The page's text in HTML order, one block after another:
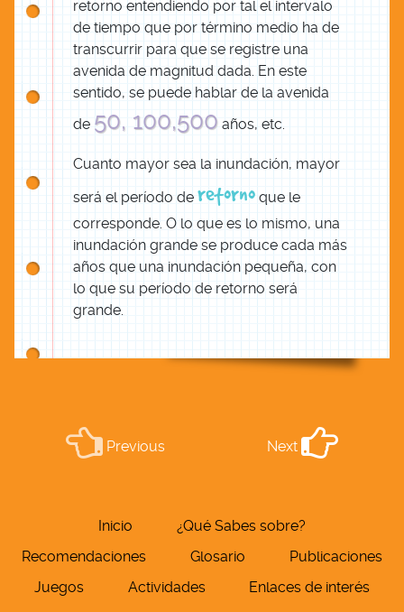
retorno entendiendo por tal el intervalo
de tiempo que por término medio ha de
transcurrir para que se registre una
avenida de magnitud dada. En este
sentido, se puede hablar de la avenida
de 50, 100,500 años, etc.
Cuanto mayor sea la inundación, mayor
será el período de retorno que le
corresponde. O lo que es lo mismo, una
inundación grande se produce cada más
años que una inundación pequeña, con
lo que su período de retorno será
grande.
Previous Next
Inicio
¿Qué Sabes sobre?
Recomendaciones
Glosario
Publicaciones
Juegos
Actividades Enlaces de interés